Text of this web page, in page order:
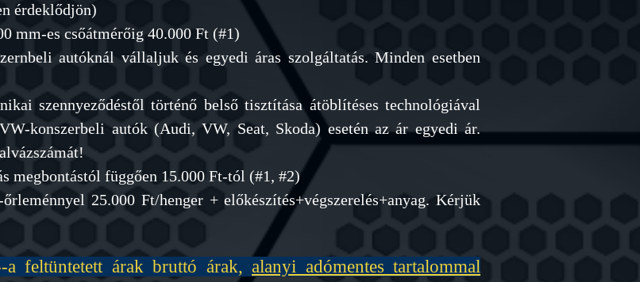
érdeklődjön)
mm-es csőátmérőig 40.000 Ft (#1)
autóknál vállaljuk és egyedi áras szolgáltatás. Minden esetben
szennyeződéstől történő belső tisztítása átöblítéses technológiával
konszerbeli autók (Audi, VW, Seat, Skoda) esetén az ár egyedi ár.
megbontástól függően 15.000 Ft-tól (#1, #2)
25.000 Ft/henger + előkészítés+végszerelés+anyag. Kérjük
a feltüntetett árak bruttó árak, alanyi adómentes tartalommal